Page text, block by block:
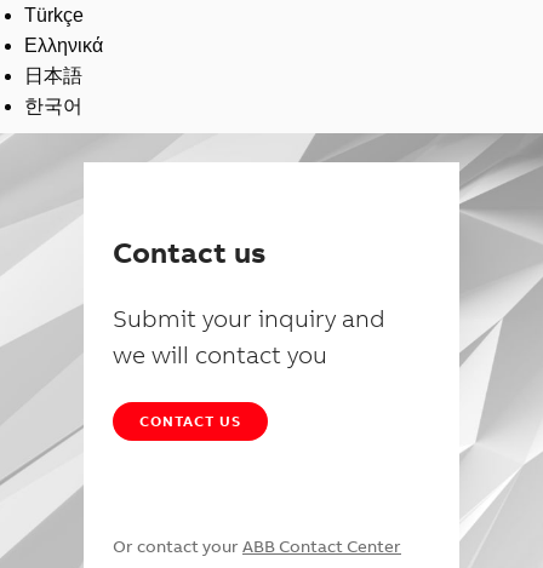
Türkçe
Ελληνικά
日本語
한국어
Contact us
Submit your inquiry and
we will contact you
CONTACT US
Or contact your ABB Contact Center